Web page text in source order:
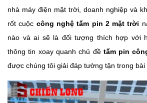
nhà máy điện mặt trời, doanh nghiệp và
rốt cuộc công nghệ tấm pin 2 mặt trời
nào và ai sẽ là đối tượng thích hợp với
thông tin xoay quanh chủ đề tấm pin
được chúng tôi giải đáp tường tận trong bài